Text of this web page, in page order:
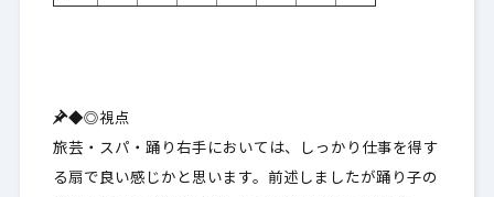
◆◎視点
旅芸・スパ・踊り右手においては、しっかり仕事を得す
る扇で良い感じかと思います。前述しましたが踊り子の